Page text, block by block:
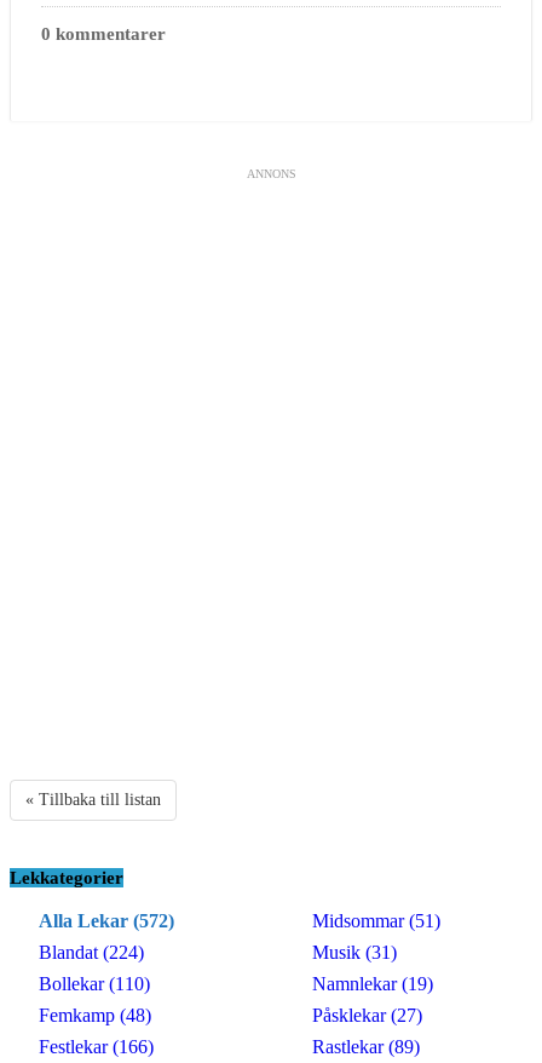
0 kommentarer
ANNONS
« Tillbaka till listan
Lekkategorier
Alla Lekar (572)
Blandat (224)
Bollekar (110)
Femkamp (48)
Festlekar (166)
Midsommar (51)
Musik (31)
Namnlekar (19)
Påsklekar (27)
Rastlekar (89)